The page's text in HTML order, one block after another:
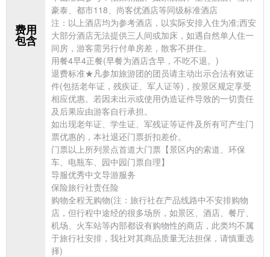
费用
包含
豪泰、都市118、尚客优酒店等同级标准酒店
注：以上酒店均为参考酒店，以实际安排入住为准;西安
大部分酒店无法提供三人间或加床，如遇自然单人住一
间房，游客需另行付单房差，散客不拼住。
用餐4早4正餐(早餐为酒店含早，不吃不退。)
退费标准★凡参加旅游团的团员请主动出示合法有效证
件(包括老年证，残疾证、军人证等)，按景区规定享受
相应优惠。若因未出示或使用伪造证件导致的一切责任
及后果应由游客自行承担。
如出现老年证、学生证、军残证等证件及所有可产生门
票优惠的，本社退还门票折扣差价。
门票以上所列景点首道大门票【景区内的索道、环保
车、电瓶车、园中园门票自理】
导服优秀中文导游服务
保险旅行社责任险
购物全程无购物(注：旅行社在产品线路中不安排购物
店，但行程中途经的很多场所，如景区、酒店、餐厅、
机场、火车站等内部都设有购物性的商店，此类均不属
于旅行社安排，我社对其商品质量无法担保，请慎重选
择)